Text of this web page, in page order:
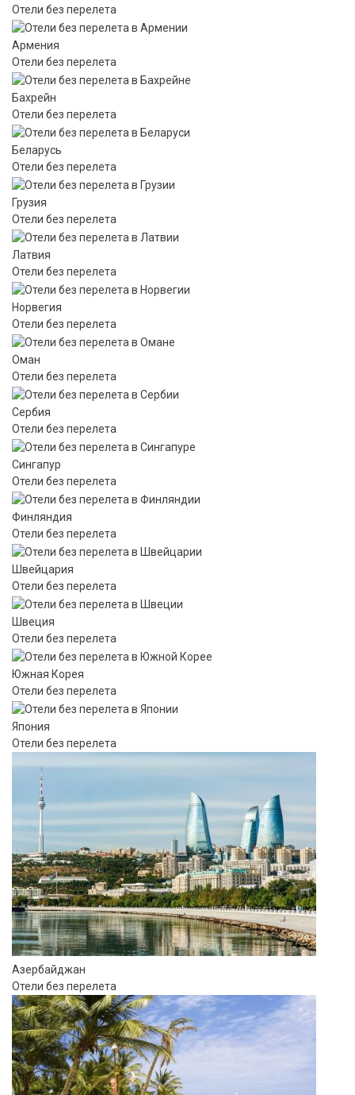
Отели без перелета
Армения
Отели без перелета
Бахрейн
Отели без перелета
Беларусь
Отели без перелета
Грузия
Отели без перелета
Латвия
Отели без перелета
Норвегия
Отели без перелета
Оман
Отели без перелета
Сербия
Отели без перелета
Сингапур
Отели без перелета
Финляндия
Отели без перелета
Швейцария
Отели без перелета
Швеция
Отели без перелета
Южная Корея
Отели без перелета
Япония
Отели без перелета
Азербайджан
Отели без перелета